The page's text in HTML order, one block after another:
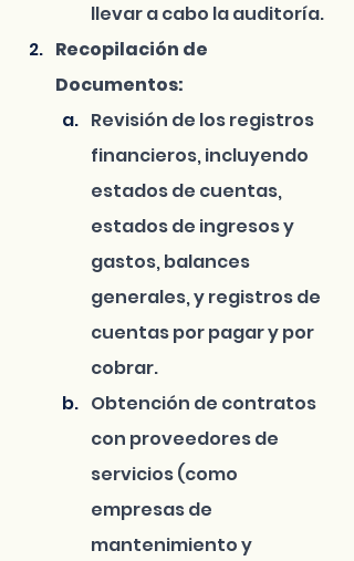
llevar a cabo la auditoría.
Recopilación de
Documentos:
Revisión de los registros
financieros, incluyendo
estados de cuentas,
estados de ingresos y
gastos, balances
generales, y registros de
cuentas por pagar y por
cobrar.
Obtención de contratos
con proveedores de
servicios (como
empresas de
mantenimiento y